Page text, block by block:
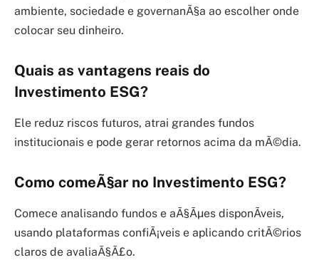
ambiente, sociedade e governanÃ§a ao escolher onde
colocar seu dinheiro.
Quais as vantagens reais do
Investimento ESG?
Ele reduz riscos futuros, atrai grandes fundos
institucionais e pode gerar retornos acima da mÃ©dia.
Como comeÃ§ar no Investimento ESG?
Comece analisando fundos e aÃ§Ãµes disponÃ­veis,
usando plataformas confiÃ¡veis e aplicando critÃ©rios
claros de avaliaÃ§Ã£o.